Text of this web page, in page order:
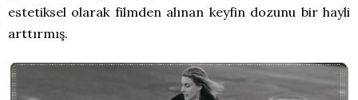
estetiksel olarak filmden alınan keyfin dozunu bir hayli
arttırmış.